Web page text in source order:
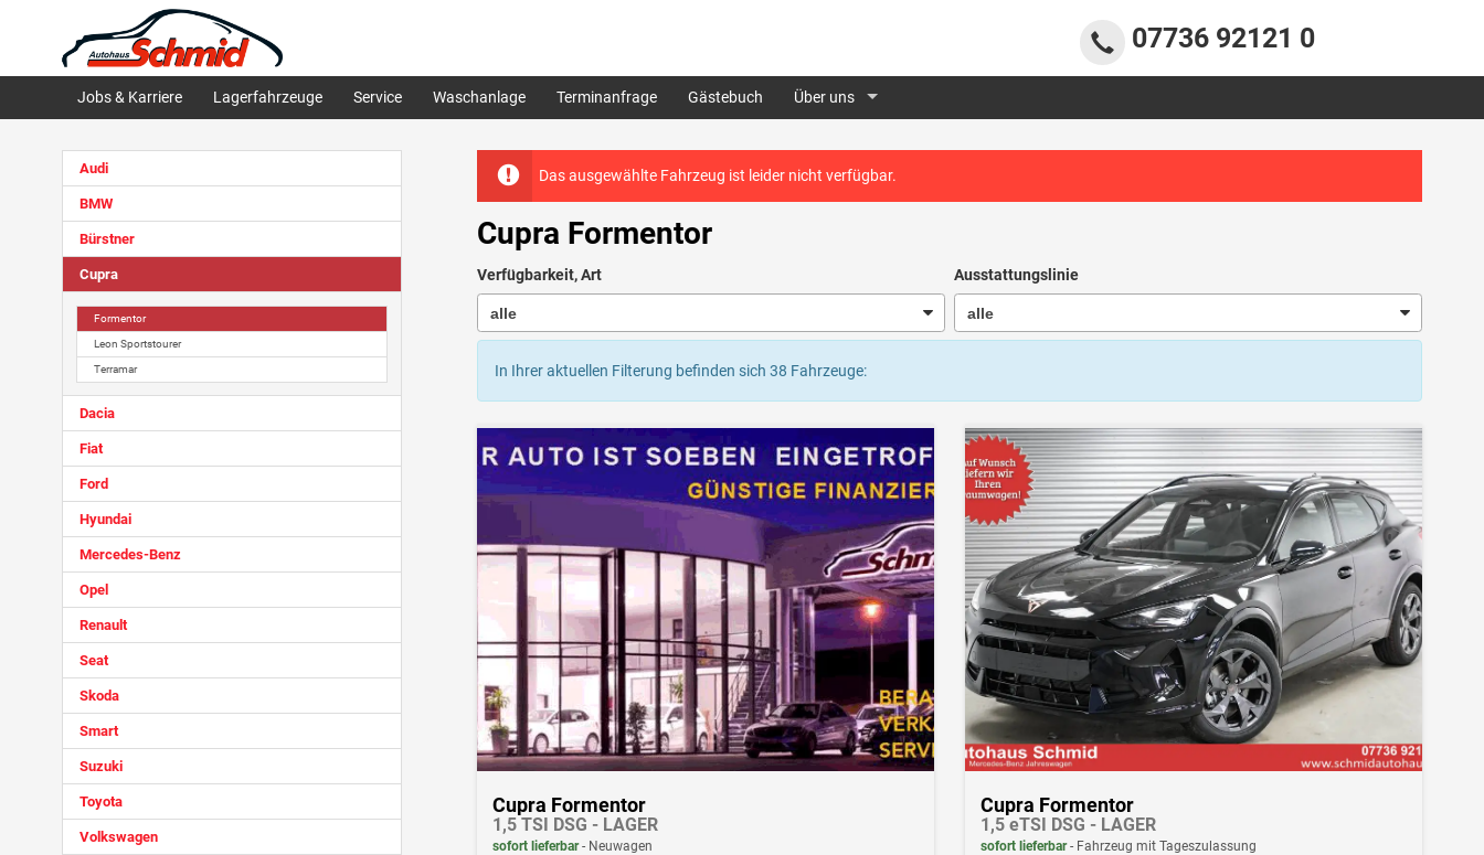
07736 92121 0
Jobs & Karriere Lagerfahrzeuge Service Waschanlage Terminanfrage Gästebuch Über uns
Das ausgewählte Fahrzeug ist leider nicht verfügbar.
Cupra Formentor
Verfügbarkeit, Art Ausstattungslinie
In Ihrer aktuellen Filterung befinden sich 38 Fahrzeuge:
Cupra Formentor
1,5 TSI DSG - LAGER
sofort lieferbar Neuwagen
Cupra Formentor
1,5 eTSI DSG - LAGER
sofort lieferbar Fahrzeug mit Tageszulassung
Audi
BMW
Bürstner
Cupra
Formentor
Leon Sportstourer
Terramar
Dacia
Fiat
Ford
Hyundai
Mercedes-Benz
Opel
Renault
Seat
Skoda
Smart
Suzuki
Toyota
Volkswagen